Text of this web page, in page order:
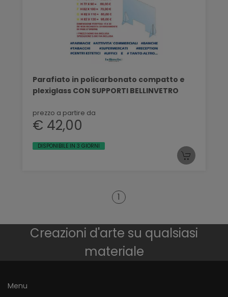
Parafiato in policarbonato compatto e
plexiglass CON SUPPORTI BELLINVETRO
prezzo a partire da
€ 42,00
DISPONIBILE IN 3 GIORNI
1
Creazioni d'arte su qualsiasi
materiale
Menu